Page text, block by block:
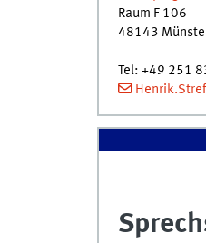
Raum F 106
48143
Tel: +49 251